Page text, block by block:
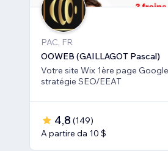
PAC, FR
OOWEB (GAILLAGOT Pascal)
Votre site Wix 1ère page
stratégie SEO/EEAT
4,8 (149)
A partire da 10 $